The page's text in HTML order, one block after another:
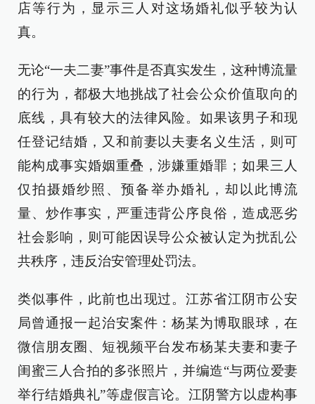
店等行为，显示三人对这场婚礼似乎较为认
真。
无论“一夫二妻”事件是否真实发生，这种博流量
的行为，都极大地挑战了社会公众价值取向的
底线，具有较大的法律风险。如果该男子和现
任登记结婚，又和前妻以夫妻名义生活，则可
能构成事实婚姻重叠，涉嫌重婚罪；如果三人
仅拍摄婚纱照、预备举办婚礼，却以此博流
量、炒作事实，严重违背公序良俗，造成恶劣
社会影响，则可能因误导公众被认定为扰乱公
共秩序，违反治安管理处罚法。
类似事件，此前也出现过。江苏省江阴市公安
局曾通报一起治安案件：杨某为博取眼球，在
微信朋友圈、短视频平台发布杨某夫妻和妻子
闺蜜三人合拍的多张照片，并编造“与两位爱妻
举行结婚典礼”等虚假言论。江阴警方以虚构事